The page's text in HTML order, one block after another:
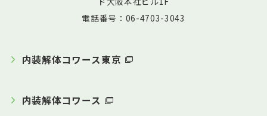
電話番号：06-4703-3043
内装解体コワース東京
内装解体コワース